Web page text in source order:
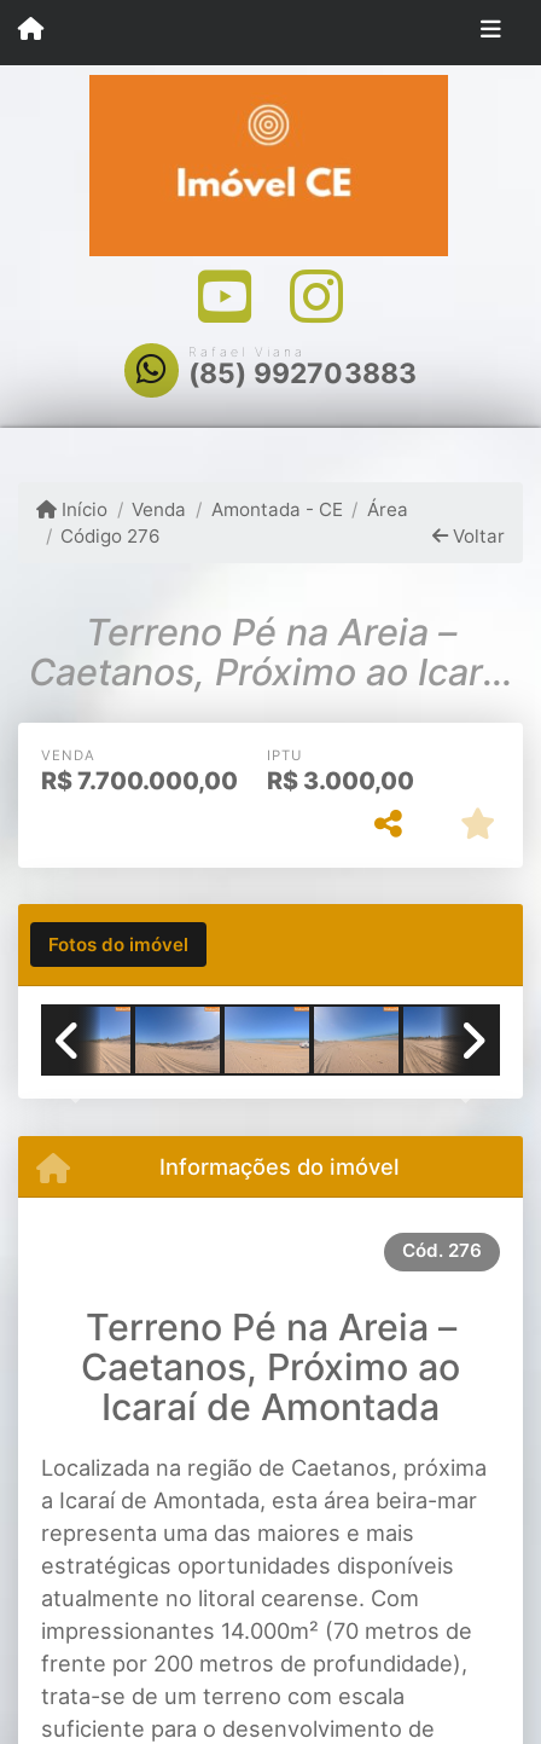
Rafael Viana
(85) 992703883
Início Venda Amontada - CE
Área
Código 276
Voltar
Terreno Pé na Areia –
Caetanos, Próximo ao Icaraí
de Amontada
VENDA
R$7.700.000,00
IPTU
R$ 3.000,00
Fotos do imóvel
Previous Next
Informações do imóvel
Cód. 276
Terreno Pé na Areia –
Caetanos, Próximo ao
Icaraí de Amontada
Localizada na região de Caetanos, próxima
a Icaraí de Amontada, esta área beira-mar
representa uma das maiores e mais
estratégicas oportunidades disponíveis
atualmente no litoral cearense. Com
impressionantes 14.000m² (70 metros de
frente por 200 metros de profundidade),
trata-se de um terreno com escala
suficiente para o desenvolvimento de